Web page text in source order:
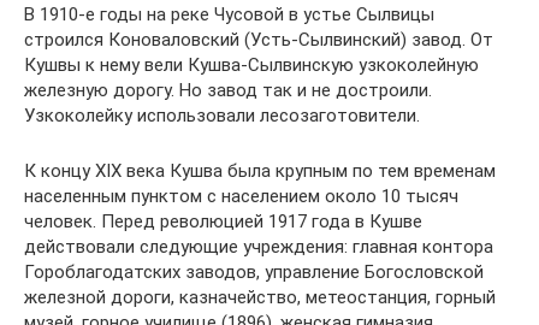
В 1910-е годы на реке Чусовой в устье Сылвицы
строился Коноваловский (Усть-Сылвинский) завод. От
Кушвы к нему вели Кушва-Сылвинскую узкоколейную
железную дорогу. Но завод так и не достроили.
Узкоколейку использовали лесозаготовители.
К концу XIX века Кушва была крупным по тем временам
населенным пунктом с населением около 10 тысяч
человек. Перед революцией 1917 года в Кушве
действовали следующие учреждения: главная контора
Гороблагодатских заводов, управление Богословской
железной дороги, казначейство, метеостанция, горный